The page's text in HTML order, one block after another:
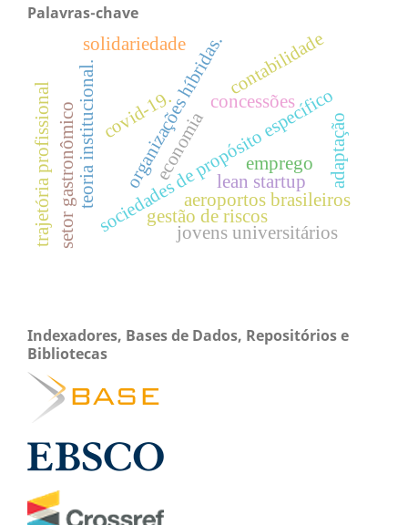
Palavras-chave
covid-19. concessões
sociedades de propósito específico
aeroportos brasileiros
organizações híbridas.
teoria institucional.
gestão de riscos
lean startup
setor gastronômico adaptação
trajetória profissional jovens universitários
solidariedade
economia
contabilidade
emprego
Indexadores, Bases de Dados, Repositórios e
Bibliotecas